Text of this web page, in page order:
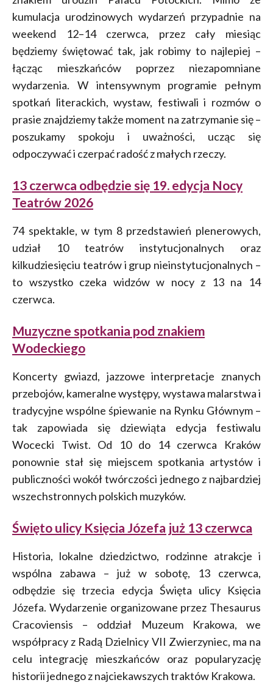
kumulacja urodzinowych wydarzeń przypadnie na
weekend 12–14 czerwca, przez cały miesiąc
będziemy świętować tak, jak robimy to najlepiej –
łącząc mieszkańców poprzez niezapomniane
wydarzenia. W intensywnym programie pełnym
spotkań literackich, wystaw, festiwali i rozmów o
prasie znajdziemy także moment na zatrzymanie się –
poszukamy spokoju i uważności, ucząc się
odpoczywać i czerpać radość z małych rzeczy.
13 czerwca odbędzie się 19. edycja Nocy
Teatrów 2026
74 spektakle, w tym 8 przedstawień plenerowych,
udział 10 teatrów instytucjonalnych oraz
kilkudziesięciu teatrów i grup nieinstytucjonalnych –
to wszystko czeka widzów w nocy z 13 na 14
czerwca.
Muzyczne spotkania pod znakiem
Wodeckiego
Koncerty gwiazd, jazzowe interpretacje znanych
przebojów, kameralne występy, wystawa malarstwa i
tradycyjne wspólne śpiewanie na Rynku Głównym –
tak zapowiada się dziewiąta edycja festiwalu
Wocecki Twist. Od 10 do 14 czerwca Kraków
ponownie stał się miejscem spotkania artystów i
publiczności wokół twórczości jednego z najbardziej
wszechstronnych polskich muzyków.
Święto ulicy Księcia Józefa już 13 czerwca
Historia, lokalne dziedzictwo, rodzinne atrakcje i
wspólna zabawa – już w sobotę, 13 czerwca,
odbędzie się trzecia edycja Święta ulicy Księcia
Józefa. Wydarzenie organizowane przez Thesaurus
Cracoviensis – oddział Muzeum Krakowa, we
współpracy z Radą Dzielnicy VII Zwierzyniec, ma na
celu integrację mieszkańców oraz popularyzację
historii jednego z najciekawszych traktów Krakowa.